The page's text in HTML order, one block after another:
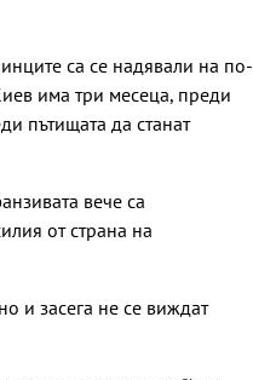
са се надявали на по-
има три месеца, преди
пътищата да станат
вече са
от страна на
и засега не се виждат